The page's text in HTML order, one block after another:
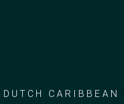
CARIBBEAN